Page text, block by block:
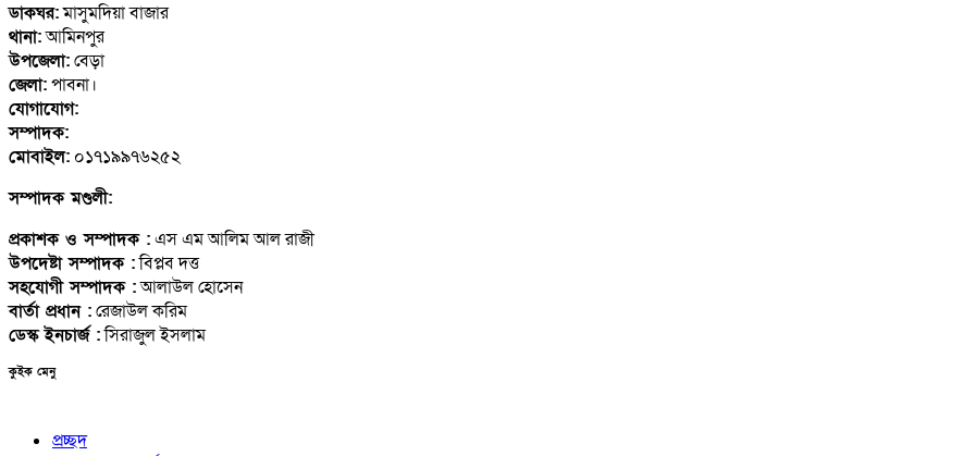
ডাকঘর:মাসুমদিয়া বাজার
থানা:আমিনপুর
উপজেলা:বেড়া
জেলা:পাবনা।
যোগাযোগ:
সম্পাদক:
মোবাইল: ০১৭১৯৯৭৬২৫২
সম্পাদক মণ্ডলী:
প্রকাশক ও সম্পাদক :এস এম আলিম আল রাজী
উপদেষ্টা সম্পাদক :বিপ্লব দত্ত
সহযোগী সম্পাদক :আলাউল হোসেন
বার্তা প্রধান :রেজাউল করিম
ডেস্ক ইনচার্জ :সিরাজুল ইসলাম
কুইক মেনু
প্রচ্ছদ